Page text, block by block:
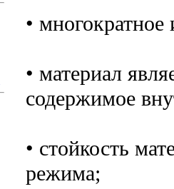
• многократное
• материал
содержимое
• стойкость
режима;